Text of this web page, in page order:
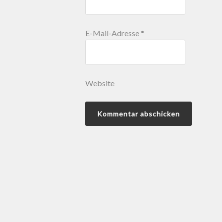
E-Mail-Adresse *
Website